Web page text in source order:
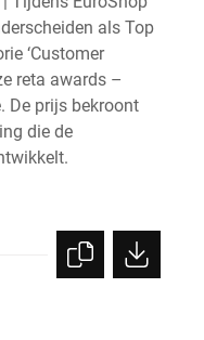
als Top
‘Customer
reta awards –
De prijs bekroont
die de